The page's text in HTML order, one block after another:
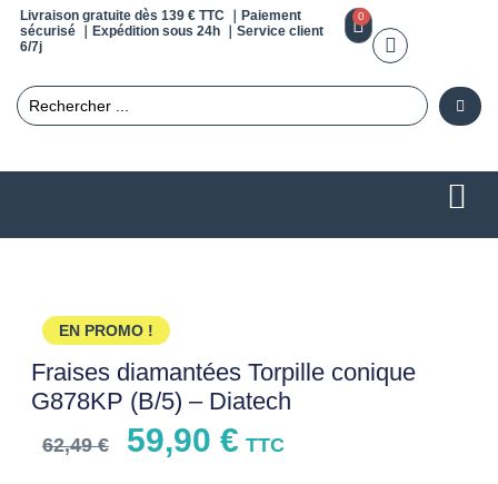
Livraison gratuite dès 139 € TTC ｜Paiement
sécurisé ｜Expédition sous 24h ｜Service client
6/7j
0
EN PROMO !
Fraises diamantées Torpille conique
G878KP (B/5) – Diatech
62,49€ 59,90 € TTC